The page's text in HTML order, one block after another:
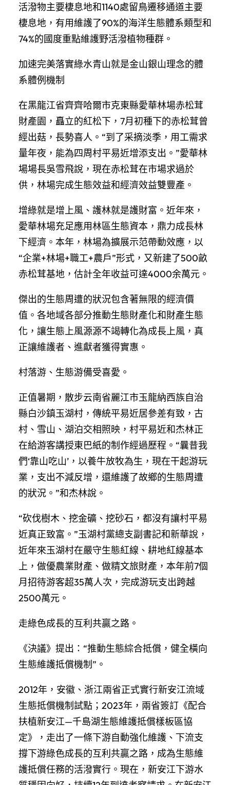
活潑物主要棲息地和1140處留鳥遷移通道主要
棲息地，有用維護了90%的海洋生態體系類型和
74%的國度重點維護野活潑植物種群。
加速完美落實綠水青山就是金山銀山理念的體
系體例機制
在黑龍江省齊齊哈爾市克東縣愛華林場赤松茸
財產園，矗立的紅松下，7月初種下的赤松茸曾
經出菇，長勢喜人。“到了采摘淡季，用工需求
量年夜，能為四周村平易近增添支出。”愛華林
場場長吳雪飛說，現在赤松茸在市場求過於
供，林場完成生態效益和經濟效益雙豐產。
增綠就是增上風、護林就是護財富。近年來，
愛華林場充足應用林區生態資本，鼎力成長林
下經濟。本年，林場為擴展示范帶動效應，以
“企業+林場+職工+農戶”形式，又新建了500畝
赤松茸基地，估計全年收益可達4000余萬元。
傑出的生態周遭的狀況包含著無限的經濟價
值。各地域各部分推動生態財產化和財產生態
化，讓生態上風源源不竭轉化為成長上風，真
正讓維護者、進獻者獲得實惠。
村落游、生態游備受喜愛。
正值暑期，散步云南省麗江市玉龍納西族自治
縣白沙鎮玉湖村，傳統平易近居參差有致，古
村、雪山、湖泊交相照映，村平易近和杰林正
在給游客講授東巴紙的制作經過歷程。“曩昔我
們‘靠山吃山’，以養牛放牧為生，現在干起游玩
業，支出不減反增，還維護了故鄉的生態周遭
的狀況。”和杰林說。
“砍伐樹木、挖金礦、挖砂石，都沒有讓村平易
近真正致富。”玉湖村黨總支副書記和新華說，
近年來玉湖村在嚴守生態紅線、耕地紅線基本
上，做優農業財產、做精文旅財產，本年前7個
月招待游客超35萬人次，完成游玩支出跨越
2500萬元。
走綠色成長的互利共贏之路。
《決議》提出：“推動生態綜合抵償，健全橫向
生態維護抵償機制”。
2012年，安徽、浙江兩省正式實行新安江流域
生態抵償機制試點；2023年，兩省簽訂《配合
扶植新安江—千島湖生態維護抵償樣板區協
定》，走出了一條下游自動強化維護、下流支
撐下游綠色成長的互利共贏之路，成為生態維
護抵償任務的活潑實行。現在，新安江下游水